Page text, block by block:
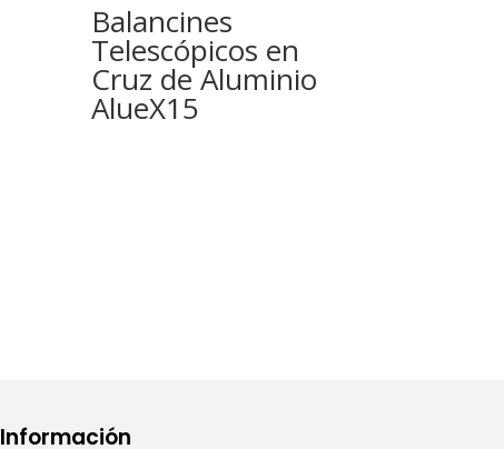
Balancines
Telescópicos en
Cruz de Aluminio
AlueX15
Información